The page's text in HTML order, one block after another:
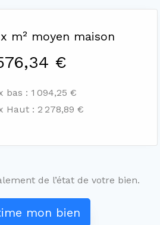
m² moyen maison
€
bas : 1 094,25 €
Haut : 2 278,89 €
de l’état de votre bien.
mon bien